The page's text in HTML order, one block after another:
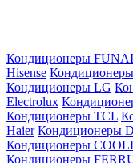
Кондиционеры FUNAI
Hisense
Кондиционеры LG
Electrolux
Кондиционеры TCL
Haier Кондиционеры
Кондиционеры
Кондиционеры